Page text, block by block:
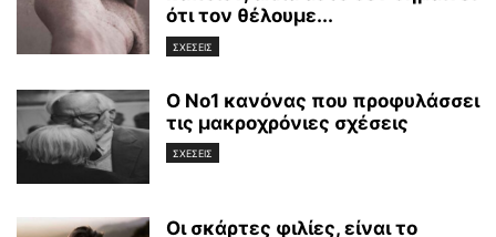
ότι τον θέλουμε...
ΣΧΕΣΕΙΣ
Ο Νο1 κανόνας που προφυλάσσει
τις μακροχρόνιες σχέσεις
ΣΧΕΣΕΙΣ
Οι σκάρτες φιλίες, είναι το